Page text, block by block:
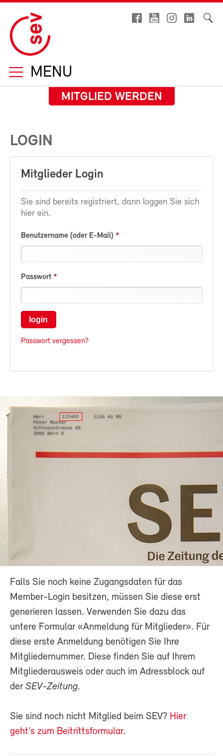
MENU
MITGLIED WERDEN
LOGIN
Mitglieder Login
Sie sind bereits registriert, dann loggen Sie sich
hier ein.
Benutzername (oder E-Mail)
Passwort
login
Passwort vergessen?
Falls Sie noch keine Zugangsdaten für das
Member-Login besitzen, müssen Sie diese erst
generieren lassen. Verwenden Sie dazu das
untere Formular «Anmeldung für Mitglieder». Für
diese erste Anmeldung benötigen Sie Ihre
Mitgliedernummer. Diese finden Sie auf Ihrem
Mitgliederausweis oder auch im Adressblock auf
der SEV-Zeitung.
Sie sind noch nicht Mitglied beim SEV? Hier
geht’s zum Beitrittsformular.